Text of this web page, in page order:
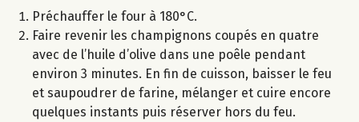
Préchauffer le four à 180°C.
Faire revenir les champignons coupés en quatre
avec de l’huile d’olive dans une poêle pendant
environ 3 minutes. En fin de cuisson, baisser le feu
et saupoudrer de farine, mélanger et cuire encore
quelques instants puis réserver hors du feu.